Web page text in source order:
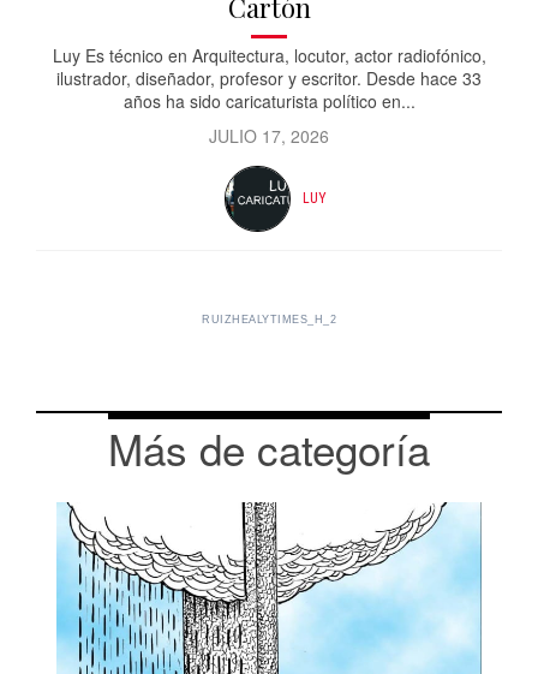
Luy Es técnico en Arquitectura, locutor, actor radiofónico,
ilustrador, diseñador, profesor y escritor. Desde hace 33
años ha sido caricaturista político en...
JULIO 17, 2026
LUY
RUIZHEALYTIMES_H_2
Más de categoría